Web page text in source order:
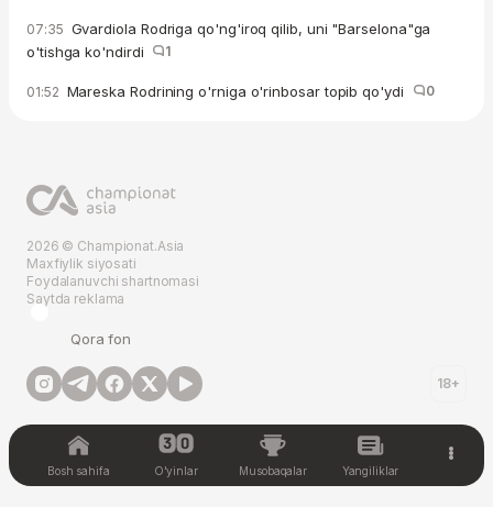
07:35 Gvardiola Rodriga qo'ng'iroq qilib, uni "Barselona"ga
o'tishga ko'ndirdi
1
01:52 Mareska Rodrining o'rniga o'rinbosar topib qo'ydi 0
2026 © Championat.Asia
Maxfiylik siyosati
Foydalanuvchi shartnomasi
Saytda reklama
Qora fon
18+
Bosh sahifa O'yinlar Musobaqalar Yangiliklar